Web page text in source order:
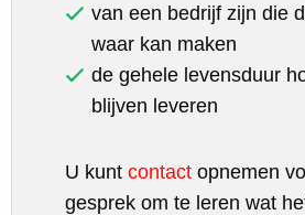
van een bedrijf zijn die
waar kan maken
de gehele levensduur
blijven leveren
U kunt contact opnemen
gesprek om te leren wat